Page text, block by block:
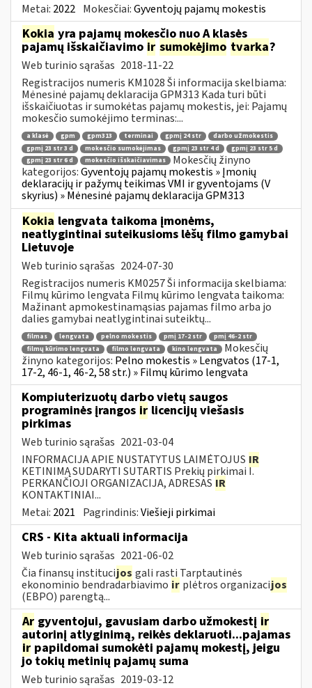
Metai: 2022 Mokesčiai:Gyventojų pajamų mokestis
Kokia yra pajamų mokesčio nuo A klasės
pajamų išskaičiavimo ir sumokėjimo tvarka?
Web turinio sąrašas 2018-11-22
Registracijos numeris KM1028 Ši informacija skelbiama:
Mėnesinė pajamų deklaracija GPM313 Kada turi būti
išskaičiuotas ir sumokėtas pajamų mokestis, jei: Pajamų
mokesčio sumokėjimo terminas:...
a klasė gpm gpm313 terminai gpmį 24 str
darbo užmokestis
gpmį 23 str 3 d
mokesčio sumokėjimas gpmį 23 str 4 d
gpmį 23 str 5 d
gpmį 23 str 6 d
mokesčio išskaičiavimas
Mokesčių žinyno
kategorijos:Gyventojų pajamų mokestis » Įmonių
deklaracijų ir pažymų teikimas VMI ir gyventojams (V
skyrius) » Mėnesinė pajamų deklaracija GPM313
Kokia lengvata taikoma įmonėms,
neatlygintinai suteikusioms lėšų filmo gamybai
Lietuvoje
Web turinio sąrašas 2024-07-30
Registracijos numeris KM0257 Ši informacija skelbiama:
Filmų kūrimo lengvata Filmų kūrimo lengvata taikoma:
Mažinant apmokestinamąsias pajamas filmo arba jo
dalies gamybai neatlygintinai suteiktų...
filmas lengvata pelno mokestis pmį 17-2 str
pmį 46-2 str
filmų kūrimo lengvata
filmo lengvata kino lengvata
Mokesčių
žinyno kategorijos: Pelno mokestis » Lengvatos (17-1,
17-2, 46-1, 46-2, 58 str.) » Filmų kūrimo lengvata
Kompiuterizuotų darbo vietų saugos
programinės įrangos ir licencijų viešasis
pirkimas
Web turinio sąrašas 2021-03-04
INFORMACIJA APIE NUSTATYTUS LAIMĖTOJUS IR
KETINIMĄ SUDARYTI SUTARTIS Prekių pirkimai I.
PERKANČIOJI ORGANIZACIJA, ADRESAS IR
KONTAKTINIAI...
Metai: 2021 Pagrindinis:Viešieji pirkimai
CRS - Kita aktuali informacija
Web turinio sąrašas 2021-06-02
Čia finansų institucijos gali rasti Tarptautinės
ekonominio bendradarbiavimo ir plėtros organizacijos
(EBPO) parengtą...
Ar gyventojui, gavusiam darbo užmokestį ir
autorinį atlyginimą, reikės deklaruoti...pajamas
ir papildomai sumokėti pajamų mokestį, jeigu
jo tokių metinių pajamų suma
Web turinio sąrašas 2019-03-12